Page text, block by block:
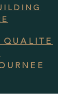
QUALITE